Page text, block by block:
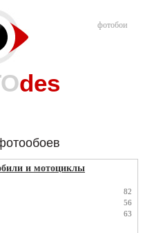
фотобои
des
и мотоциклы
82
56
63